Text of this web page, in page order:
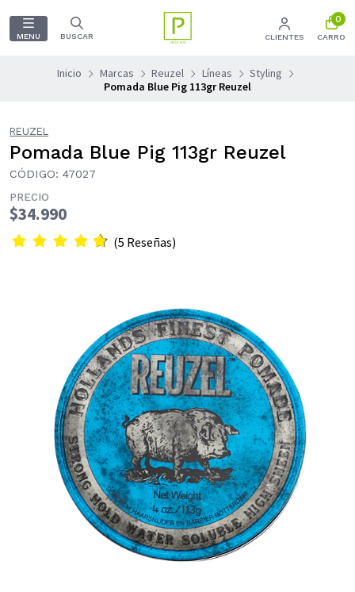
MENU BUSCAR CLIENTES
0
CARRO
Inicio Marcas Reuzel Líneas
Styling
Pomada Blue Pig 113gr Reuzel
REUZEL
Pomada Blue Pig 113gr Reuzel
CÓDIGO: 47027
PRECIO
$34.990
(5 Reseñas)